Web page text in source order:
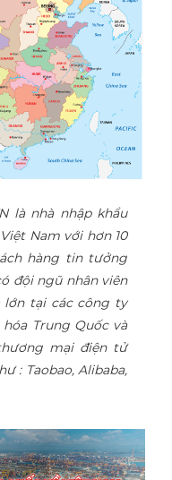
là nhà nhập khẩu
Nam với hơn 10
hàng tin tưởng
đội ngũ nhân viên
lớn tại các công ty
Trung Quốc và
mại điện tử
: Taobao, Alibaba,